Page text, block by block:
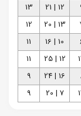
12 | 21
13
13 | 20
12
10 | 16
11
12 | 25
11
16 | 24
9
7 | 20
9